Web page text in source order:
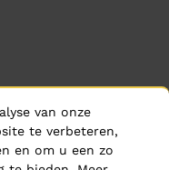
van onze
te verbeteren,
en om u een zo